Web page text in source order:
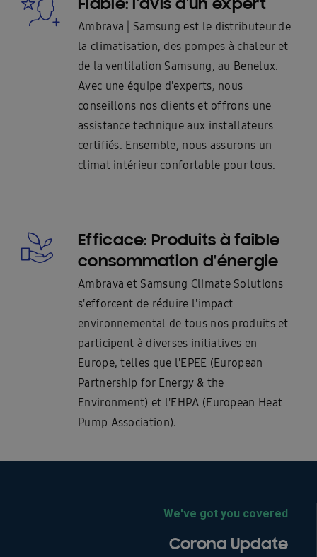
Ambrava | Samsung est le distributeur de
la climatisation, des pompes à chaleur et
de la ventilation Samsung, au Benelux.
Avec une équipe d'experts, nous
conseillons nos clients et offrons une
assistance technique aux installateurs
certifiés. Ensemble, nous assurons un
climat intérieur confortable pour tous.
Efficace: Produits à faible
consommation d'énergie
Ambrava et Samsung Climate Solutions
s'efforcent de réduire l'impact
environnemental de tous nos produits et
participent à diverses initiatives en
Europe, telles que l'EPEE (European
Partnership for Energy & the
Environment) et l'EHPA (European Heat
Pump Association).
We've got you covered
Corona Update